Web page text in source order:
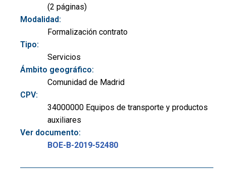
(2 páginas)
Modalidad:
Formalización contrato
Tipo:
Servicios
Ámbito geográfico:
Comunidad de Madrid
CPV:
34000000 Equipos de transporte y productos
auxiliares
Ver documento:
BOE-B-2019-52480